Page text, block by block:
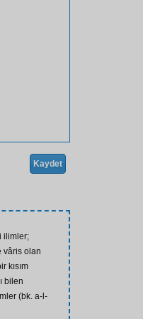
Kaydet
ilimler;
vâris olan
kısım
bilen
(bk. a-l-